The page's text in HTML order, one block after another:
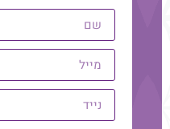
טיול רוחני לפרו, הכולל
הקדוש, מאצ'ו פיצ'ו ועוד.
בפוסט הזה, אני מספרת על